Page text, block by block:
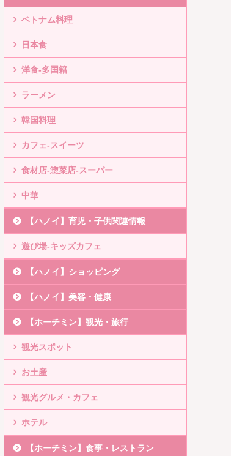
ベトナム料理
日本食
洋食-多国籍
ラーメン
韓国料理
カフェ-スイーツ
食材店-惣菜店-スーパー
中華
【ハノイ】育児・子供関連情報
遊び場-キッズカフェ
【ハノイ】ショッピング
【ハノイ】美容・健康
【ホーチミン】観光・旅行
観光スポット
お土産
観光グルメ・カフェ
ホテル
【ホーチミン】食事・レストラン